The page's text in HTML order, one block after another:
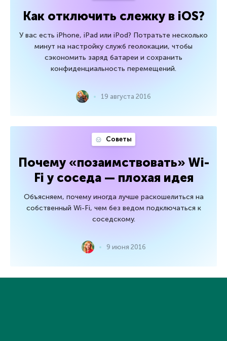
Как отключить слежку в iOS?
У вас есть iPhone, iPad или iPod? Потратьте несколько
минут на настройку служб геолокации, чтобы
сэкономить заряд батареи и сохранить
конфиденциальность перемещений.
19 августа 2016
Советы
Почему «позаимствовать» Wi-
Fi у соседа — плохая идея
Объясняем, почему иногда лучше раскошелиться на
собственный Wi-Fi, чем без ведом подключаться к
соседскому.
9 июня 2016